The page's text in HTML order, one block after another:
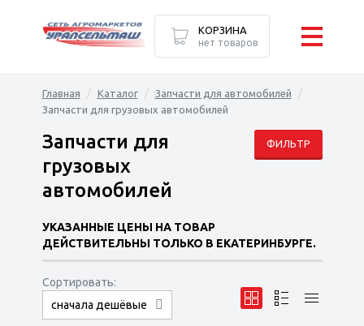
Главная Каталог
Запчасти для автомобилей
Запчасти для грузовых автомобилей
ФИЛЬТР
Запчасти для
грузовых
автомобилей
УКАЗАННЫЕ ЦЕНЫ НА ТОВАР
ДЕЙСТВИТЕЛЬНЫ ТОЛЬКО В ЕКАТЕРИНБУРГЕ.
Сортировать:
по наименованию
сначала дешёвые
КОРЗИНА
нет товаров